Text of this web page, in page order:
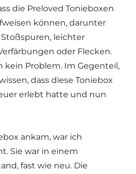
die Preloved Tonieboxen
können, darunter
leichter
oder Flecken.
kein Problem. Im Gegenteil,
dass diese Toniebox
erlebt hatte und nun
ankam, war ich
Sie war in einem
fast wie neu. Die